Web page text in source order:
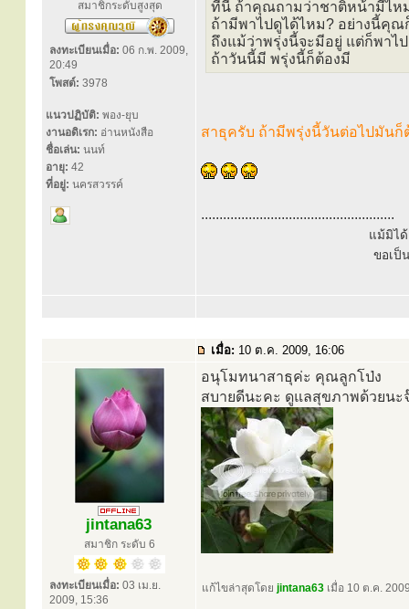
สมาชิกระดับสูงสุด
ลงทะเบียนเมื่อ: 06 ก.พ. 2009,
20:49
โพสต์: 3978
แนวปฏิบัติ: พอง-ยุบ
งานอดิเรก: อ่านหนังสือ
ชื่อเล่น: นนท์
อายุ: 42
ที่อยู่: นครสวรรค์
ที่นี้ ถ้าคุณถามว่าชาติหน้ามีไห
ถ้ามีพาไปดูได้ไหม? อย่างนี้คุณ
ถึงแม้ว่าพรุ่งนี้จะมีอยู่ แต่ก็พาไ
ถ้าวันนี้มี พรุ่งนี้ก็ต้องมี
สาธุครับ ถ้ามีพรุ่งนี้วันต่อไปมันก็
.....................................................
แม้มิได้
ขอเป็
เมื่อ: 10 ต.ค. 2009, 16:06
jintana63
สมาชิก ระดับ 6
ลงทะเบียนเมื่อ: 03 เม.ย.
2009, 15:36
อนุโมทนาสาธุค่ะ คุณลูกโป่ง
สบายดีนะคะ ดูแลสุขภาพด้วยนะ
แก้ไขล่าสุดโดย jintana63 เมื่อ 10 ต.ค.